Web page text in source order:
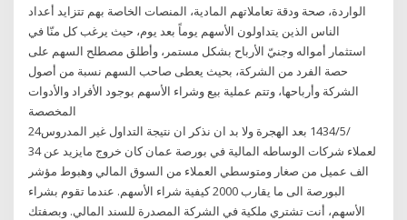
الواردة، صحة ودقة تعاملاتهم المادية، المنصات الخاصة بهم تتزايد أعداد
الناس الذين يتداولون الأسهم يوماً بعد يوم، حيث يرغب كل منّا في
استثمار أمواله وجنيّ الأرباح بشكل مستمر، وأطلق مصطلح السهم على
حصة الفرد من الشركة، بحيث يعطى صاحب السهم نسبة من أصول
الشركة وأرباحها، وتتم عملية بيع وشراء الأسهم بوجود الأفراد والأدوات
المخصصة
24‏‏/5‏‏/1434 بعد الهجرة ولا بد ان نذكر ان نتيجة التداول غير المدروس
لعملاء شركات الوساطه المالية في بورصة عمان كان خروج مايزيد عن 34
الف عميل من صغار ومتوسطي العملاء من السوق المالي وهبوط مؤشر
البورصة الى ما يقارب 2000 كيفية شراء الأسهم. عندما تقوم بشراء
الأسهم، أنت تشتري ملكية في الشركة المصدرة للسند المالي. وبصفتك